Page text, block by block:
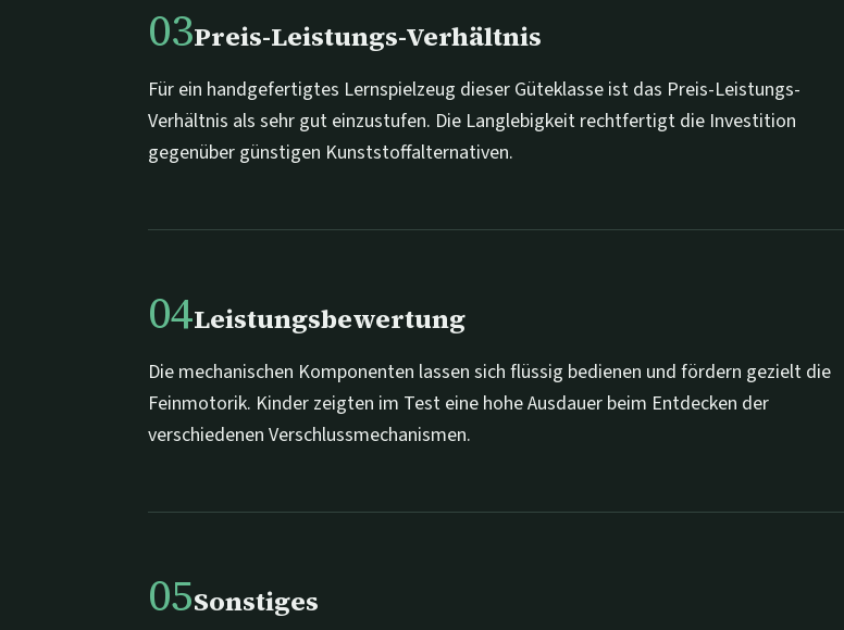
03Preis-Leistungs-Verhältnis
Für ein handgefertigtes Lernspielzeug dieser Güteklasse ist das Preis-Leistungs-
Verhältnis als sehr gut einzustufen. Die Langlebigkeit rechtfertigt die Investition
gegenüber günstigen Kunststoffalternativen.
04Leistungsbewertung
Die mechanischen Komponenten lassen sich flüssig bedienen und fördern gezielt die
Feinmotorik. Kinder zeigten im Test eine hohe Ausdauer beim Entdecken der
verschiedenen Verschlussmechanismen.
05Sonstiges